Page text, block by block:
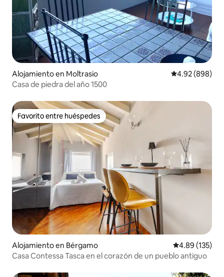
Alojamiento en Moltrasio Calificación
4.92 (898)
Casa de piedra del año 1500
Favorito entre huéspedes
Favorito entre huéspedes
Alojamiento en Bérgamo Calificación
4.89 (135)
Casa Contessa Tasca en el corazón de un pueblo antiguo